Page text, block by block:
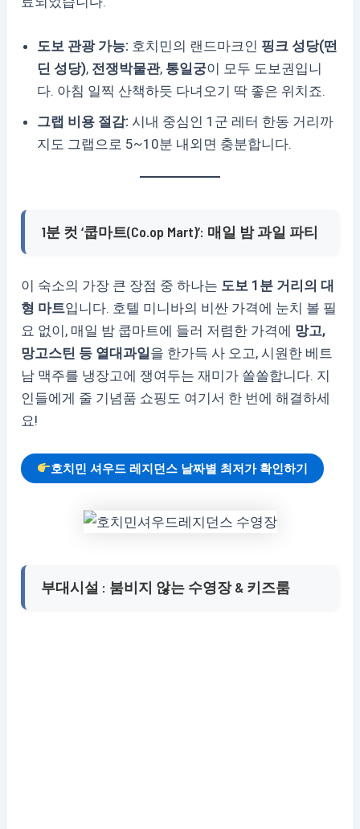
도보 관광 가능: 호치민의 랜드마크인 핑크 성당(떤
딘 성당), 전쟁박물관, 통일궁이 모두 도보권입니
다. 아침 일찍 산책하듯 다녀오기 딱 좋은 위치죠.
그랩 비용 절감: 시내 중심인 1군 레터 한동 거리까
지도 그랩으로 5~10분 내외면 충분합니다.
1분 컷 ‘쿱마트(Co.op Mart)’: 매일 밤 과일 파티
이 숙소의 가장 큰 장점 중 하나는 도보 1분 거리의 대
형 마트입니다. 호텔 미니바의 비싼 가격에 눈치 볼 필
요 없이, 매일 밤 쿱마트에 들러 저렴한 가격에 망고,
망고스틴 등 열대과일을 한가득 사 오고, 시원한 베트
남 맥주를 냉장고에 쟁여두는 재미가 쏠쏠합니다. 지
인들에게 줄 기념품 쇼핑도 여기서 한 번에 해결하세
요!
호치민 셔우드 레지던스 날짜별 최저가 확인하기
부대시설 : 붐비지 않는 수영장 & 키즈룸